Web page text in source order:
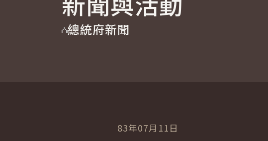
重要談話
影音頻道 總統府新聞
83年07月11日